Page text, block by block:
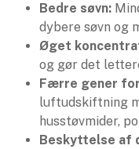
Bedre søvn:
dybere søvn og
Øget
og gør det
Færre gener
luftudskiftning
husstøvmider,
Beskyttelse af